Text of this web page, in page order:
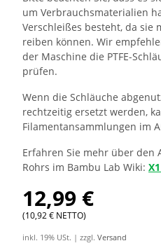
um Verbrauchsmaterialien
Verschleißes besteht, da sie
reiben können. Wir
der Maschine die PTFE-
prüfen.
Wenn die Schläuche
rechtzeitig ersetzt werden,
Filamentansammlungen im
Erfahren Sie mehr über den
Rohrs im Bambu Lab Wiki :
12,99 €
(10,92 € NETTO)
inkl. 19% USt. | zzgl. Versand